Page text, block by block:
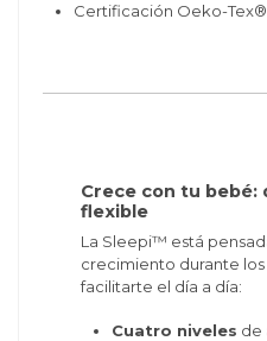
Certificación Oeko-Tex®
Crece con tu bebé:
flexible
La Sleepi™ está
crecimiento durante
facilitarte el día a día:
Cuatro niveles de